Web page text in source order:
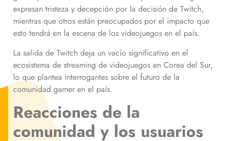
expresan tristeza y decepción por la decisión de Twitch,
mientras que otros están preocupados por el impacto que
esto tendrá en la escena de los videojuegos en el país.
La salida de Twitch deja un vacío significativo en el
ecosistema de streaming de videojuegos en Corea del Sur,
lo que plantea interrogantes sobre el futuro de la
comunidad gamer en el país.
Reacciones de la
comunidad y los usuarios